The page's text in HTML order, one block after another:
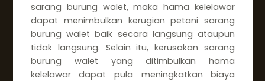
sarang burung walet, maka hama kelelawar
dapat menimbulkan kerugian petani sarang
burung walet baik secara langsung ataupun
tidak langsung. Selain itu, kerusakan sarang
burung walet yang ditimbulkan hama
kelelawar dapat pula meningkatkan biaya